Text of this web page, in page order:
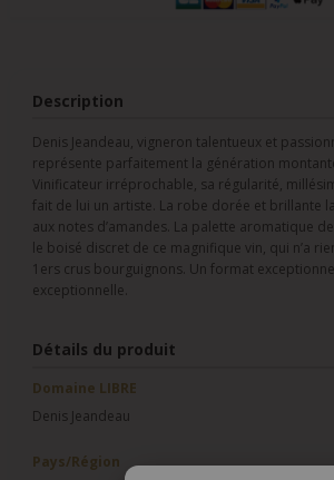
Description
Denis Jeandeau, vigneron talentueux et
représente parfaitement la génération
Vinificateur irréprochable, sa régularité,
fait de lui un artiste. La robe dorée et brillante
aux notes d’amandes. La palette aromatique
le boisé discret de ce magnifique vin, qui n’a
1ers crus bourguignons. Un format
exceptionnelle.
Détails du produit
Domaine LIBRE
Denis Jeandeau
Pays/Région